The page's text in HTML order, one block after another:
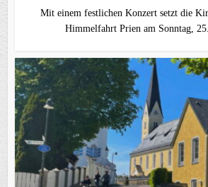
Mit einem festlichen Konzert setzt die
Himmelfahrt Prien am Sonntag,